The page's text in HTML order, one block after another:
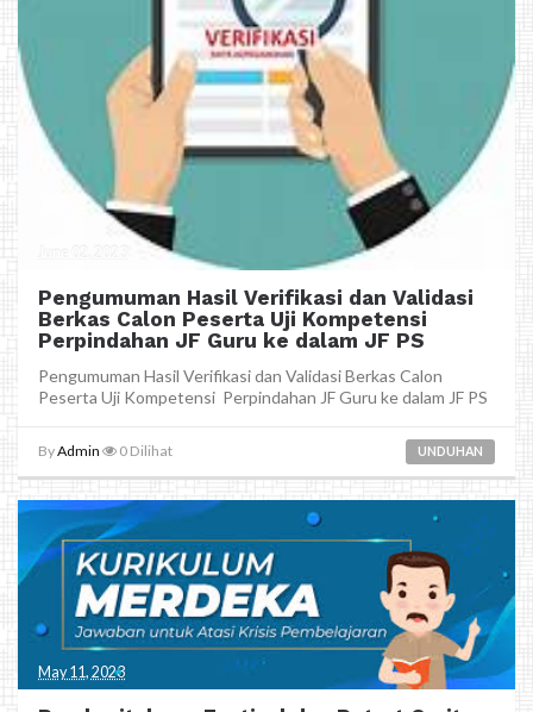
Pengumuman Hasil Verifikasi dan Validasi
Berkas Calon Peserta Uji Kompetensi
Perpindahan JF Guru ke dalam JF PS
Pengumuman Hasil Verifikasi dan Validasi Berkas Calon
Peserta Uji Kompetensi Perpindahan JF Guru ke dalam JF PS
ByAdmin 0 Dilihat UNDUHAN
May 11, 2023